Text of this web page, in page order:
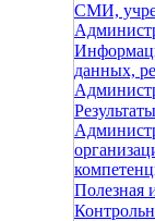
СМИ,
данных,
Полезная